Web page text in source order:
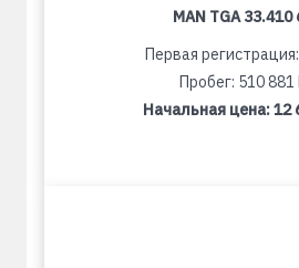
MAN TGA 33.410
Первая
Пробег: 510 881
Начальная цена:12